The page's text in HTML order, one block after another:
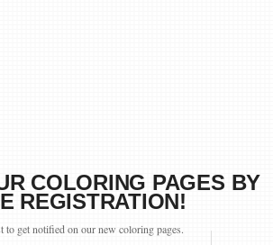
COLORING PAGES BY
REGISTRATION!
to get notified on our new coloring pages.